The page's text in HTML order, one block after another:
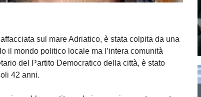
sul mare Adriatico, è stata colpita da una
il mondo politico locale ma l’intera comunità
del Partito Democratico della città, è stato
42 anni.